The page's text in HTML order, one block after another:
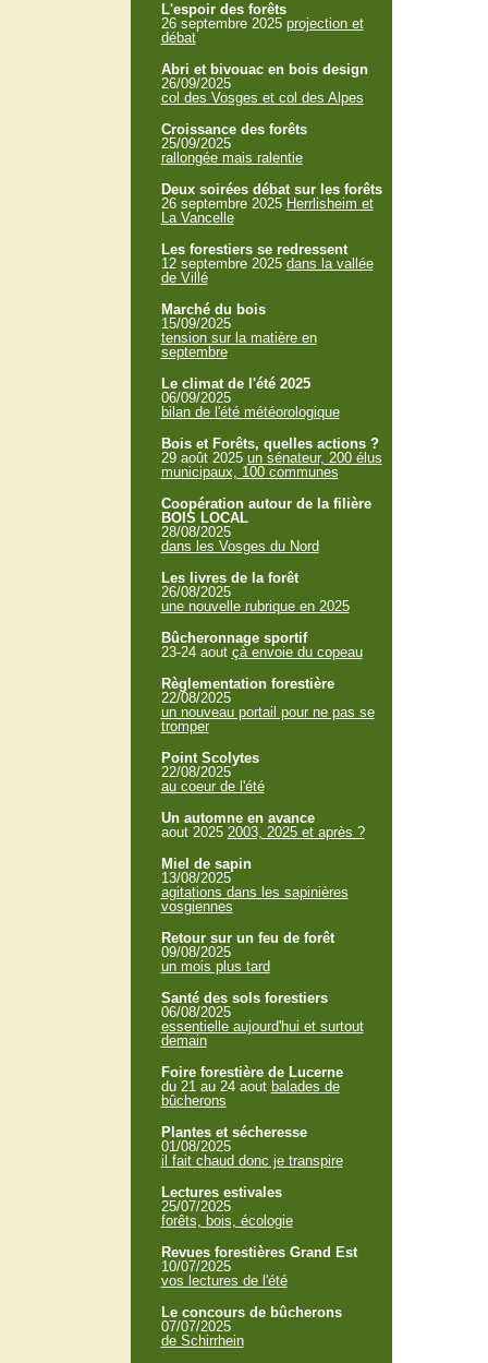
L'espoir des forêts
26 septembre 2025 projection et
débat
Abri et bivouac en bois design
26/09/2025
col des Vosges et col des Alpes
Croissance des forêts
25/09/2025
rallongée mais ralentie
Deux soirées débat sur les forêts
26 septembre 2025 Herrlisheim et
La Vancelle
Les forestiers se redressent
12 septembre 2025 dans la vallée
de Villé
Marché du bois
15/09/2025
tension sur la matière en
septembre
Le climat de l'été 2025
06/09/2025
bilan de l'été météorologique
Bois et Forêts, quelles actions ?
29 août 2025 un sénateur, 200 élus
municipaux, 100 communes
Coopération autour de la filière
BOIS LOCAL
28/08/2025
dans les Vosges du Nord
Les livres de la forêt
26/08/2025
une nouvelle rubrique en 2025
Bûcheronnage sportif
23-24 aout çà envoie du copeau
Règlementation forestière
22/08/2025
un nouveau portail pour ne pas se
tromper
Point Scolytes
22/08/2025
au coeur de l'été
Un automne en avance
aout 2025 2003, 2025 et après ?
Miel de sapin
13/08/2025
agitations dans les sapinières
vosgiennes
Retour sur un feu de forêt
09/08/2025
un mois plus tard
Santé des sols forestiers
06/08/2025
essentielle aujourd'hui et surtout
demain
Foire forestière de Lucerne
du 21 au 24 aout balades de
bûcherons
Plantes et sécheresse
01/08/2025
il fait chaud donc je transpire
Lectures estivales
25/07/2025
forêts, bois, écologie
Revues forestières Grand Est
10/07/2025
vos lectures de l'été
Le concours de bûcherons
07/07/2025
de Schirrhein